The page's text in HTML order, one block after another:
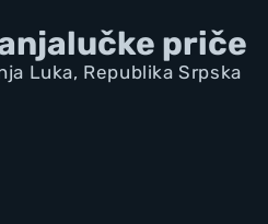
priče
Luka, Republika Srpska